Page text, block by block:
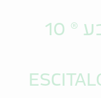
אסציטאלופרם טבע ® 10